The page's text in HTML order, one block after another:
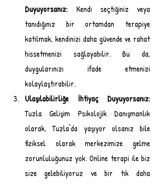
Duyuyorsanız: Kendi seçtiğiniz veya
tanıdığınız bir ortamdan terapiye
katılmak, kendinizi daha güvende ve rahat
hissetmenizi sağlayabilir. Bu da,
duygularınızı ifade etmenizi
kolaylaştırabilir.
Ulaşılabilirliğe İhtiyaç Duyuyorsanız:
Tuzla Gelişim Psikolojik Danışmanlık
olarak, Tuzla'da yaşıyor olsanız bile
fiziksel olarak merkezimize gelme
zorunluluğunuz yok. Online terapi ile biz
size gelebiliyoruz ve bir tık daha